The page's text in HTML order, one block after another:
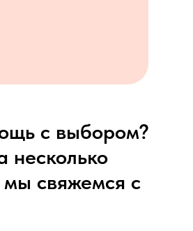
с выбором?
несколько
мы свяжемся с